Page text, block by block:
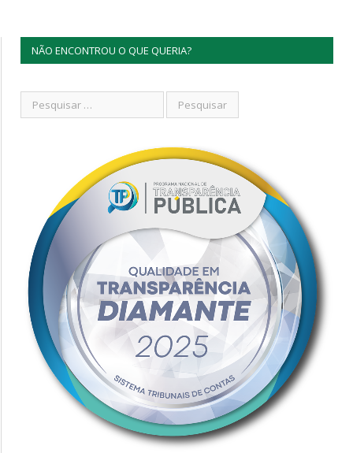
NÃO ENCONTROU O QUE QUERIA?